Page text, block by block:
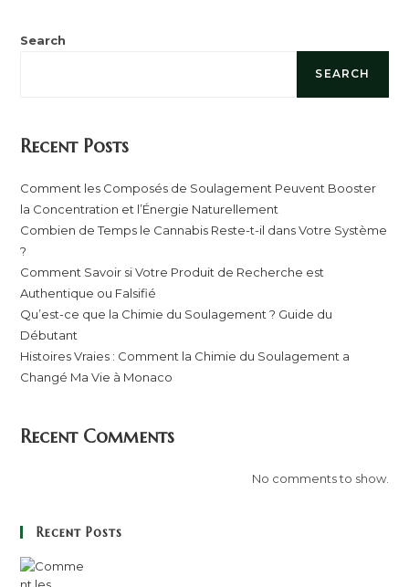
Search
SEARCH
Recent Posts
Comment les Composés de Soulagement Peuvent Booster
la Concentration et l’Énergie Naturellement
Combien de Temps le Cannabis Reste-t-il dans Votre Système
?
Comment Savoir si Votre Produit de Recherche est
Authentique ou Falsifié
Qu’est-ce que la Chimie du Soulagement ? Guide du
Débutant
Histoires Vraies : Comment la Chimie du Soulagement a
Changé Ma Vie à Monaco
Recent Comments
No comments to show.
Recent Posts